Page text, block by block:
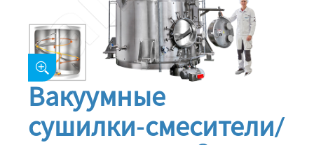
Вакуумные
сушилки-смесители/